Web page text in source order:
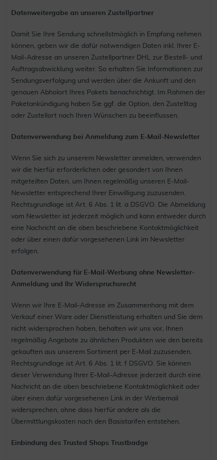
Datenweitergabe an unseren Zustellpartner
Damit Sie Ihre Sendung schnellstmöglich in Empfang nehmen
können, geben wir die dafür notwendigen Daten inkl. Ihrer E-
Mail-Adresse an unseren Zustellpartner DHL zur Bestell- und
Auftragsabwicklung weiter. So erhalten Sie Informationen zur
Sendungsverfolgung und werden über die Ankunft und den
genauen Abholort Ihres Pakets benachrichtigt. Im Rahmen der
Paketankündigung haben Sie ggf. die Option, den Zustelltag
oder Zustellort nach Ihren Wünschen zu beeinflussen.
Datenverwendung bei Anmeldung zum E-Mail-Newsletter
Wenn Sie sich zu unserem Newsletter anmelden, verwenden
wir die hierfür erforderlichen oder gesondert von Ihnen
mitgeteilten Daten, um Ihnen regelmäßig unseren E-Mail-
Newsletter entsprechend Ihrer Einwilligung zuzusenden.
Rechtsgrundlage ist Art. 6 Abs. 1 lit. a DSGVO. Die Abmeldung
vom Newsletter ist jederzeit möglich und kann entweder durch
eine Nachricht an die oben beschriebene Kontaktmöglichkeit
oder über einen dafür vorgesehenen Link im Newsletter
erfolgen.
Datenverwendung für E-Mail-Werbung ohne Newsletter-
Anmeldung und Ihr Widerspruchsrecht
Wenn wir Ihre E-Mail-Adresse im Zusammenhang mit dem
Verkauf einer Ware oder Dienstleistung erhalten und Sie dem
nicht widersprochen haben, behalten wir uns vor, Ihnen
regelmäßig Angebote zu ähnlichen Produkten wie den bereits
gekauften aus unserem Sortiment per E-Mail zuzusenden.
Rechtsgrundlage ist Art. 6 Abs. 1 lit. f DSGVO. Sie können
dieser Verwendung Ihrer E-Mail-Adresse jederzeit durch eine
Nachricht an die oben beschriebene Kontaktmöglichkeit oder
über einen dafür vorgesehenen Link in der Werbemail
widersprechen, ohne dass hierfür andere als die
Übermittlungskosten nach den Basistarifen entstehen.
Einbindung des Trusted Shops Trustbadge